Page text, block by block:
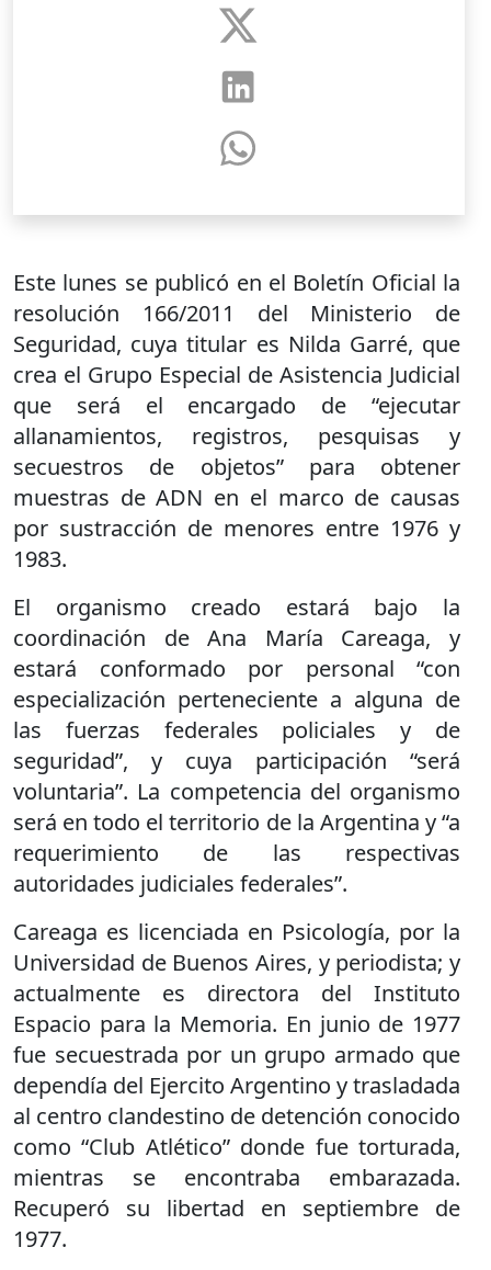
Este lunes se publicó en el Boletín Oficial la
resolución 166/2011 del Ministerio de
Seguridad, cuya titular es Nilda Garré, que
crea el Grupo Especial de Asistencia Judicial
que será el encargado de “ejecutar
allanamientos, registros, pesquisas y
secuestros de objetos” para obtener
muestras de ADN en el marco de causas
por sustracción de menores entre 1976 y
1983.
El organismo creado estará bajo la
coordinación de Ana María Careaga, y
estará conformado por personal “con
especialización perteneciente a alguna de
las fuerzas federales policiales y de
seguridad”, y cuya participación “será
voluntaria”. La competencia del organismo
será en todo el territorio de la Argentina y “a
requerimiento de las respectivas
autoridades judiciales federales”.
Careaga es licenciada en Psicología, por la
Universidad de Buenos Aires, y periodista; y
actualmente es directora del Instituto
Espacio para la Memoria. En junio de 1977
fue secuestrada por un grupo armado que
dependía del Ejercito Argentino y trasladada
al centro clandestino de detención conocido
como “Club Atlético” donde fue torturada,
mientras se encontraba embarazada.
Recuperó su libertad en septiembre de
1977.